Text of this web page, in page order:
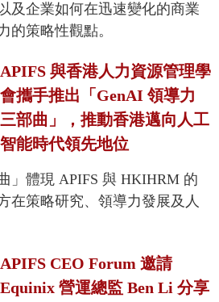
及企業如何在迅速變化的商業
的策略性觀點。
APIFS 與香港人力資源管理學
會攜手推出「GenAI 領導力
三部曲」，推動香港邁向人工
智能時代領先地位
」體現 APIFS 與 HKIHRM 的
在策略研究、領導力發展及人
APIFS CEO Forum 邀請
Equinix 營運總監 Ben Li 分享